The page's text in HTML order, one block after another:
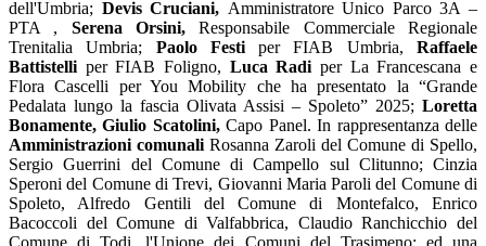
dell'Umbria; Devis Cruciani, Amministratore Unico Parco 3A –
PTA , Serena Orsini,Responsabile Commerciale Regionale
Trenitalia Umbria; Paolo Festiper FIAB Umbria, Raffaele
Battistelli per FIAB Foligno, Luca Radi per La Francescana e
Flora Cascelli per You Mobility che ha presentato la “Grande
Pedalata lungo la fascia Olivata Assisi – Spoleto” 2025; Loretta
Bonamente, Giulio Scatolini,Capo Panel. In rappresentanza delle
Amministrazioni comunali Rosanna Zaroli del Comune di Spello,
Sergio Guerrini del Comune di Campello sul Clitunno; Cinzia
Speroni del Comune di Trevi, Giovanni Maria Paroli del Comune di
Spoleto, Alfredo Gentili del Comune di Montefalco, Enrico
Bacoccoli del Comune di Valfabbrica, Claudio Ranchicchio del